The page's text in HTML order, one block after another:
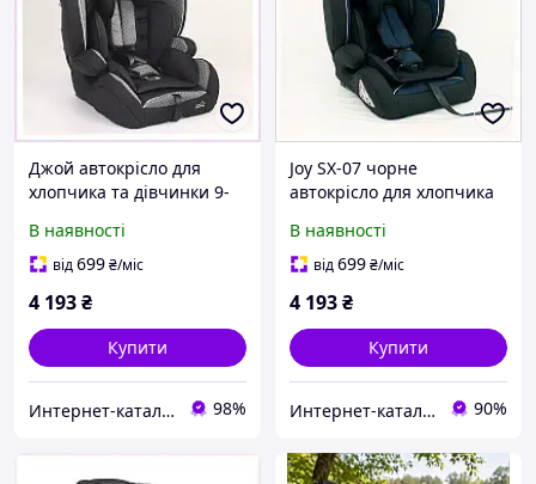
Джой автокрісло для
хлопчика та дівчинки 9-
В наявності
від699₴/міс
4 193₴
Купити
Интер​нет-ка​т​ал​​ог ски​​д​ок "МОДНИК" 98%
Joy SX-07 чорне
автокрісло для хлопчика
90E04E056
В наявності
від699₴/міс
4 193₴
Купити
Интернет-кат​​алог ск​​ид​​ок Zakazov 90%